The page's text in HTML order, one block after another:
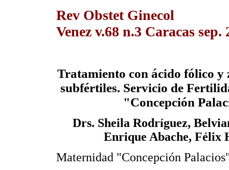
Rev Obstet Ginecol
Venez v.68 n.3 Caracas sep.
Tratamiento con ácido fólico y
subfértiles. Servicio de
"Concepción
Drs. Sheila Rodríguez,
Enrique Abache, Félix
Maternidad "Concepción